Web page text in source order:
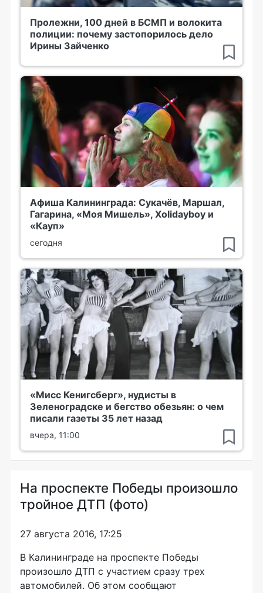
Пролежни, 100 дней в БСМП и волокита
полиции: почему застопорилось дело
Ирины Зайченко
Афиша Калининграда: Сукачёв, Маршал,
Гагарина, «Моя Мишель», Xolidayboy и
«Кауп»
сегодня
«Мисс Кенигсберг», нудисты в
Зеленоградске и бегство обезьян: о чем
писали газеты 35 лет назад
вчера, 11:00
На проспекте Победы произошло
тройное ДТП (фото)
27 августа 2016, 17:25
В Калининграде на проспекте Победы
произошло ДТП с участием сразу трех
автомобилей. Об этом сообщают